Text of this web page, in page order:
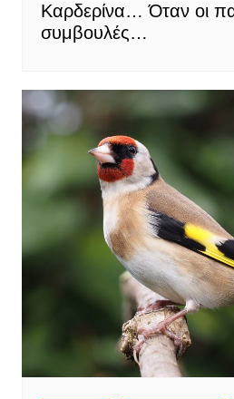
Καρδερίνα… Όταν οι
συμβουλές…